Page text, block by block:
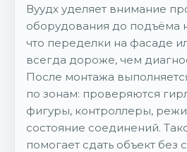
Вуудх уделяет внимание
оборудования до подъёма
что переделки на фасаде
всегда дороже, чем
После монтажа
по зонам: проверяются
фигуры, контроллеры,
состояние соединений.
помогает сдать объект без